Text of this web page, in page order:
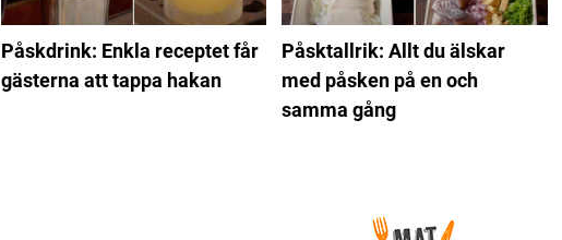
Påskdrink: Enkla receptet får
gästerna att tappa hakan
Påsktallrik: Allt du älskar
med påsken på en och
samma gång